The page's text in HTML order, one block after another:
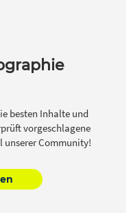
besten Inhalte und
vorgeschlagene
unserer Community!